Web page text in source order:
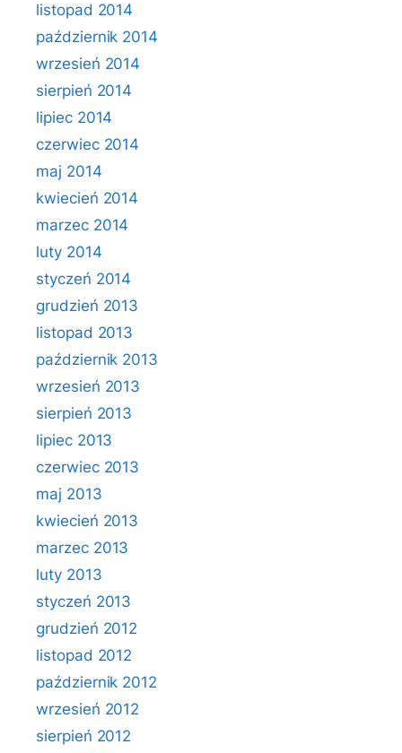
listopad 2014
październik 2014
wrzesień 2014
sierpień 2014
lipiec 2014
czerwiec 2014
maj 2014
kwiecień 2014
marzec 2014
luty 2014
styczeń 2014
grudzień 2013
listopad 2013
październik 2013
wrzesień 2013
sierpień 2013
lipiec 2013
czerwiec 2013
maj 2013
kwiecień 2013
marzec 2013
luty 2013
styczeń 2013
grudzień 2012
listopad 2012
październik 2012
wrzesień 2012
sierpień 2012